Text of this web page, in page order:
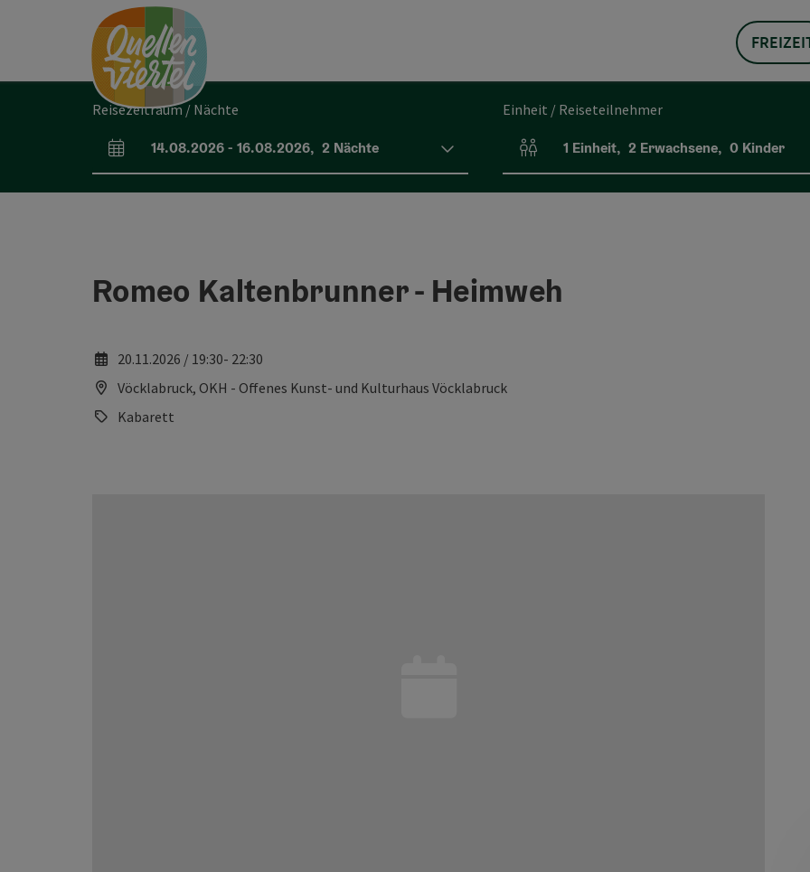
Zum InhaltAccesskey
[0]
Zur NavigationAccesskey
Zum Seitenanfang Accesskey
Reisezeitraum / Nächte
An- und Abreisefelder
14.08.2026- 16.08.2026, 2 Nächte
Einheit / Reiseteilnehmer
Einheitenanzahl und Personenfelder
1 Einheit, 2 Erwachsene, 0 Kinder
Romeo Kaltenbrunner - Heimweh
20.11.2026 / 19:30- 22:30
Vöcklabruck, OKH - Offenes Kunst- und Kulturhaus Vöcklabruck
Kabarett